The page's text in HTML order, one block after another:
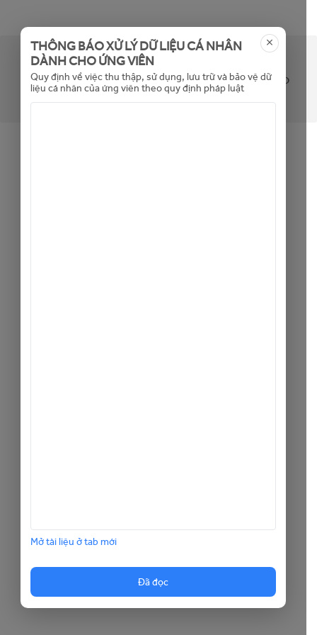
Tin không khả dụng (hoặc đã hết hạn). Mời bạn
xem các tin tuyển dụng khác bằng cách bấm vào
đây
THÔNG BÁO XỬ LÝ DỮ LIỆU CÁ NHÂN
DÀNH CHO ỨNG VIÊN
Quy định về việc thu thập, sử dụng, lưu trữ và bảo vệ dữ
liệu cá nhân của ứng viên theo quy định pháp luật
Mở tài liệu ở tab mới
Đã đọc